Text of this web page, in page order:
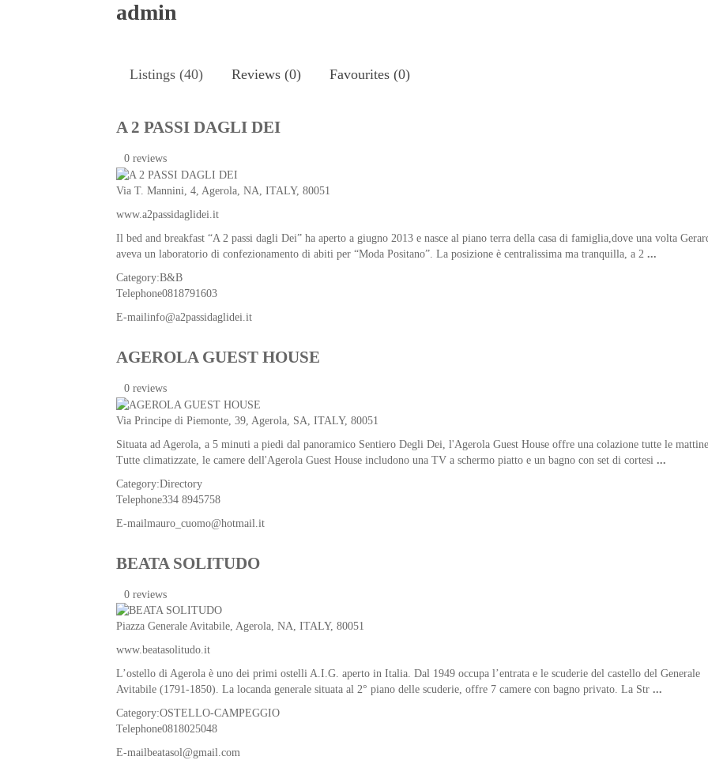
admin
Listings (40) Reviews (0) Favourites (0)
A 2 PASSI DAGLI DEI
0 reviews
Via T. Mannini, 4, Agerola NA ITALY, 80051
www.a2passidaglidei.it
Il bed and breakfast “A 2 passi dagli Dei” ha aperto a giugno 2013 e nasce al piano terra della casa di famiglia,dove una volta
aveva un laboratorio di confezionamento di abiti per “Moda Positano”. La posizione è centralissima ma tranquilla, a 2 ...
Category:B&B
Telephone0818791603
E-mailinfo@a2passidaglidei.it
AGEROLA GUEST HOUSE
0 reviews
Via Principe di Piemonte, 39, Agerola SA ITALY, 80051
Situata ad Agerola, a 5 minuti a piedi dal panoramico Sentiero Degli Dei, l'Agerola Guest House offre una colazione tutte le
Tutte climatizzate, le camere dell'Agerola Guest House includono una TV a schermo piatto e un bagno con set di cortesi ...
Category:Directory
Telephone334 8945758
E-mailmauro_cuomo@hotmail.it
BEATA SOLITUDO
0 reviews
Piazza Generale Avitabile, Agerola, NA, ITALY, 80051
www.beatasolitudo.it
L’ostello di Agerola è uno dei primi ostelli A.I.G. aperto in Italia. Dal 1949 occupa l’entrata e le scuderie del castello del Generale
Avitabile (1791-1850). La locanda generale situata al 2° piano delle scuderie, offre 7 camere con bagno privato. La Str ...
Category:OSTELLO-CAMPEGGIO
Telephone0818025048
E-mailbeatasol@gmail.com